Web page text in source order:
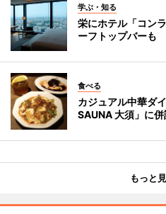
学ぶ・知る
栄にホテル「コン
ーフトップバーも
食べる
カジュアル中華ダ
SAUNA 大須」に併
もっと